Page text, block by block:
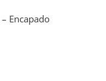
Encapado